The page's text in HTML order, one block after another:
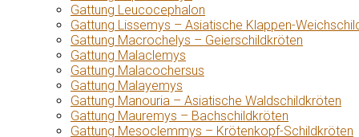
Gattung Leucocephalon
Gattung Lissemys – Asiatische Klappen-
Gattung Macrochelys – Geierschildkröten
Gattung Malaclemys
Gattung Malacochersus
Gattung Malayemys
Gattung Manouria – Asiatische Waldschildkröten
Gattung Mauremys – Bachschildkröten
Gattung Mesoclemmys – Krötenkopf-Schildkröten